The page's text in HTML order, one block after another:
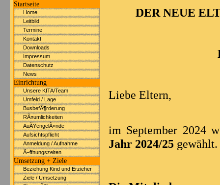
Startseite
Home
Leitbild
Termine
Kontakt
Downloads
Impressum
Datenschutz
News
Einrichtung
Unsere KITA/Team
Umfeld / Lage
BusbefÃ¶rderung
RÃ¤umlichkeiten
AuÃŸengelÃ¤nde
Aufsichtspflicht
Anmeldung / Aufnahme
Ã–ffnungszeiten
Umsetzung + Ziele
Beziehung Kind und Erzieher
Ziele / Umsetzung
DER NEUE
Liebe Eltern,
im September 2024
Jahr 2024/25 gewählt.